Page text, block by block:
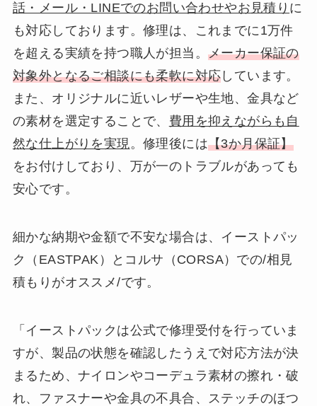
話・メール・LINEでのお問い合わせやお見積り に
も対応しております。修理は、これまでに1万件
を超える実績を持つ職人が担当。 メーカー保証の
対象外となるご相談にも柔軟に対応 しています。
また、オリジナルに近いレザーや生地、金具など
の素材を選定することで、 費用を抑えながらも自
然な仕上がりを実現。修理後には【3か月保証】
をお付けしており、万が一のトラブルがあっても
安心です。
細かな納期や金額で不安な場合は、イーストパッ
ク（EASTPAK）とコルサ（CORSA）での/相見
積もりがオススメ/です。
「イーストパックは公式で修理受付を行っていま
すが、製品の状態を確認したうえで対応方法が決
まるため、ナイロンやコーデュラ素材の擦れ・破
れ、ファスナーや金具の不具合、ステッチのほつ